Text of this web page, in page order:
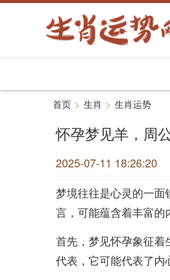
首页 > 生肖 > 生肖运势
怀孕梦见羊，周
2025-07-11
梦境往往是心灵的一
言，可能蕴含着丰富的
首先，梦见怀孕象征
代表，它可能代表了内